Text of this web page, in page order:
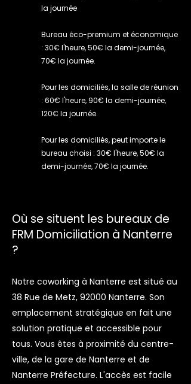
la journée
Bureau éco-premium et économique
: 30€ l'heure, 50€ la demi-journée,
70€ la journée.
Pour les domiciliés, la salle de réunion
: 60€ l'heure, 90€ la demi-journée,
120€ la journée.
Pour les domiciliés, peut importe le
bureau choisi : 30€ l'heure, 50€ la
demi-journée, 70€ la journée.
Où se situent les bureaux de
FRM Domiciliation à Nanterre
?
Notre coworking à Nanterre est situé au
38 Rue de Metz, 92000 Nanterre. Son
emplacement stratégique en fait une
solution pratique et accessible pour
tous. Vous êtes à proximité du centre-
ville, de la gare de Nanterre et de
Nanterre Préfecture. L'accès est facile